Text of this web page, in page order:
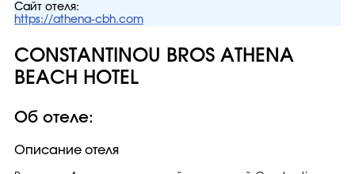
Сайт отеля:
https://athena-cbh.com
CONSTANTINOU BROS ATHENA
BEACH HOTEL
Об отеле:
Описание отеля